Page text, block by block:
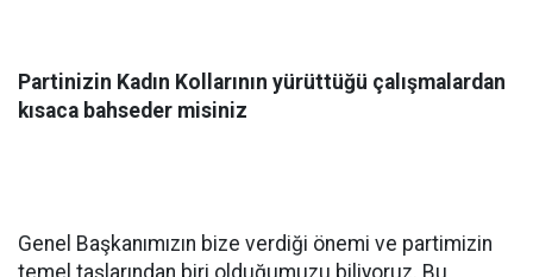
Partinizin Kadın Kollarının yürüttüğü çalışmalardan
kısaca bahseder misiniz
Genel Başkanımızın bize verdiği önemi ve partimizin